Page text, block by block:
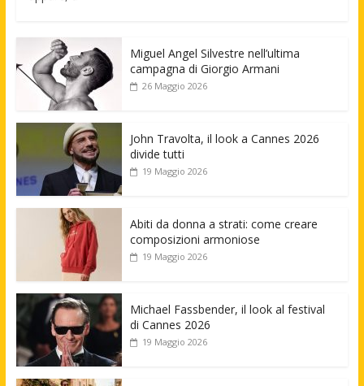
Miguel Angel Silvestre nell’ultima
campagna di Giorgio Armani
26 Maggio 2026
John Travolta, il look a Cannes 2026
divide tutti
19 Maggio 2026
Abiti da donna a strati: come creare
composizioni armoniose
19 Maggio 2026
Michael Fassbender, il look al festival
di Cannes 2026
19 Maggio 2026